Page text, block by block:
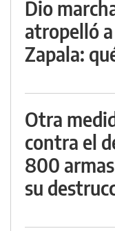
Dio
atropelló
Zapala:
Otra
contra el
800
su